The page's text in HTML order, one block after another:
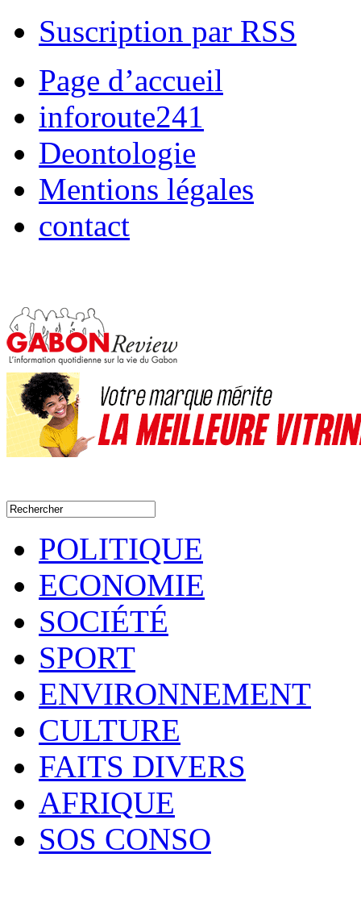
Suscription par RSS
Page d’accueil
inforoute241
Deontologie
Mentions légales
contact
POLITIQUE
ECONOMIE
SOCIÉTÉ
SPORT
ENVIRONNEMENT
CULTURE
FAITS DIVERS
AFRIQUE
SOS CONSO